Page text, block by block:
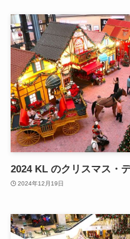
2024 KL のクリスマス・
2024年12月19日